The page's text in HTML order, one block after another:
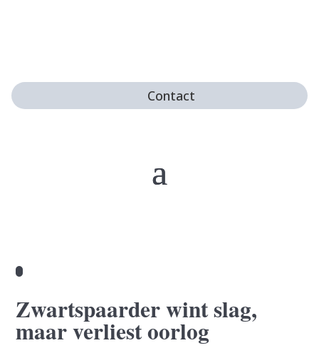
Contact
Zwartspaarder wint slag,
maar verliest oorlog